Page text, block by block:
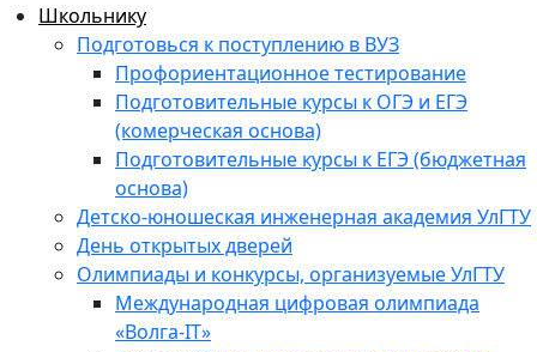
Школьнику
Подготовься к поступлению в ВУЗ
Профориентационное тестирование
Подготовительные курсы к ОГЭ и ЕГЭ
(комерческая основа)
Подготовительные курсы к ЕГЭ (бюджетная
основа)
Детско-юношеская инженерная академия УлГТУ
День открытых дверей
Олимпиады и конкурсы, организуемые УлГТУ
Международная цифровая олимпиада
«Волга-IT»